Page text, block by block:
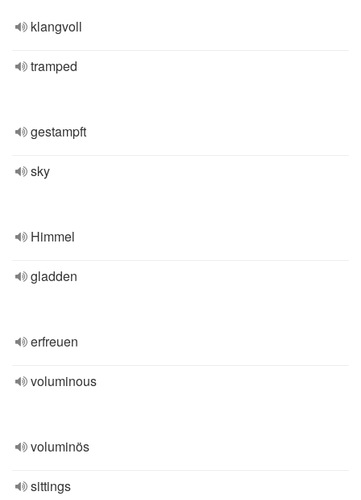
klangvoll
tramped
gestampft
sky
Himmel
gladden
erfreuen
voluminous
voluminös
sittings